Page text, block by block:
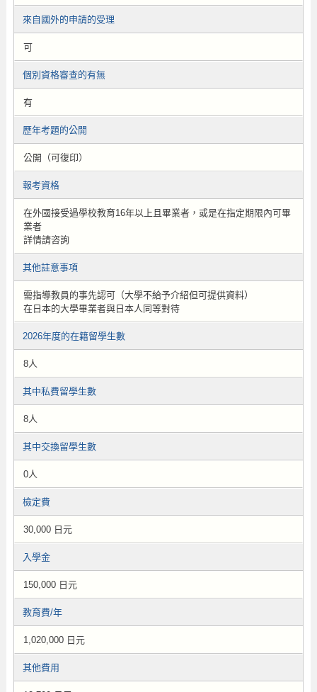
來自國外的申請的受理
可
個別資格審查的有無
有
歷年考題的公開
公開（可復印）
報考資格
在外國接受過學校教育16年以上且畢業者，或是在指定期限內可畢
業者
詳情請咨詢
其他註意事項
需指導教員的事先認可（大學不給予介紹但可提供資料）
在日本的大學畢業者與日本人同等對待
2026年度的在籍留學生數
8人
其中私費留學生數
8人
其中交換留學生數
0人
檢定費
30,000 日元
入學金
150,000 日元
教育費/年
1,020,000 日元
其他費用